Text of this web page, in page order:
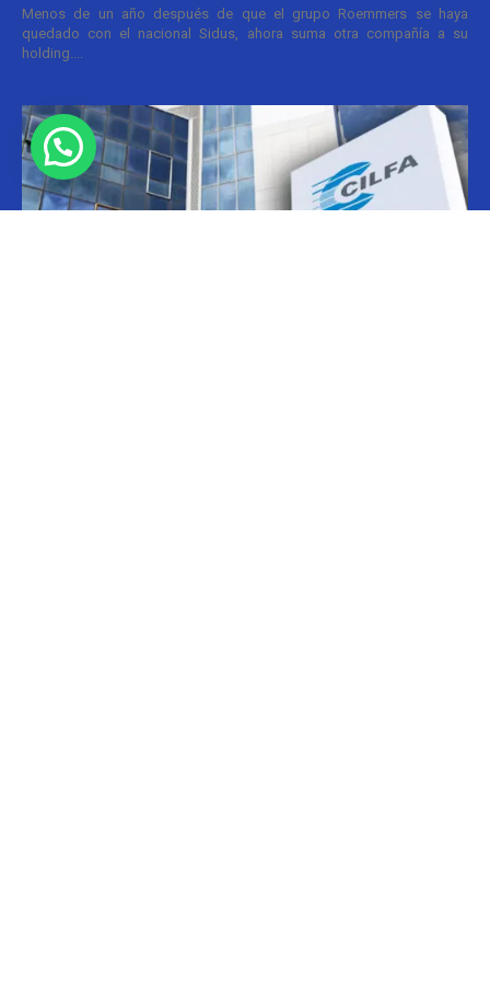
Menos de un año después de que el grupo Roemmers se haya
quedado con el nacional Sidus, ahora suma otra compañía a su
holding....